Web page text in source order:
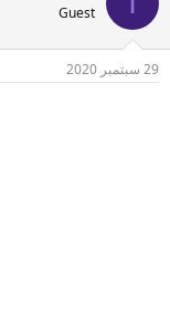
Guest
29 سبتمبر 2020